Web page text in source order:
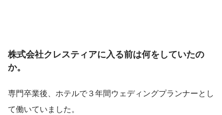
株式会社クレスティアに入る前は何をしていたの
か。
専門卒業後、ホテルで３年間ウェディングプランナーとし
て働いていました。